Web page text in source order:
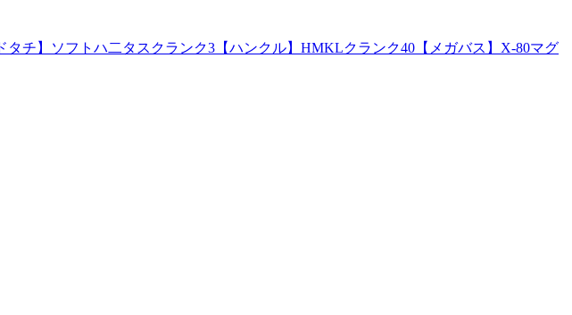
チ】ソフトハ二タスクランク3【ハンクル】HMKLクランク40【メガバス】X-80マグ